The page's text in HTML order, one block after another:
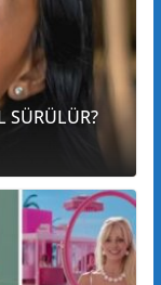
SÜRÜLÜR?